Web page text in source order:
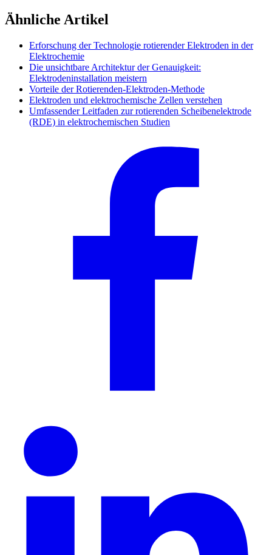
Ähnliche Artikel
Erforschung der Technologie rotierender Elektroden in der
Elektrochemie
Die unsichtbare Architektur der Genauigkeit:
Elektrodeninstallation meistern
Vorteile der Rotierenden-Elektroden-Methode
Elektroden und elektrochemische Zellen verstehen
Umfassender Leitfaden zur rotierenden Scheibenelektrode
(RDE) in elektrochemischen Studien